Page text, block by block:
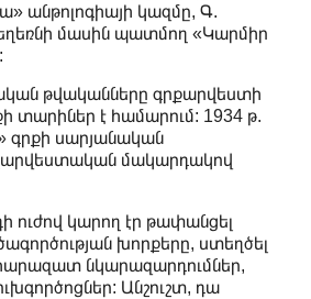
անթոլոգիայի կազմը, Գ.
եղեռնի մասին պատմող «Կարմիր
թվականները գրքարվեստի
տարիներ է համարում: 1934 թ.
գրքի սարյանական
մակարդակով
ուժով կարող էր թափանցել
խորքերը, ստեղծել
նկարազարդումներ,
Անշուշտ, դա